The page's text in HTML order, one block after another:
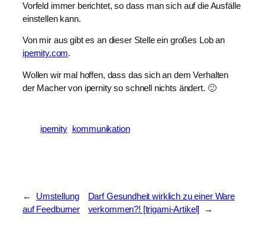
Vorfeld immer berichtet, so dass man sich auf die Ausfälle
einstellen kann.
Von mir aus gibt es an dieser Stelle ein großes Lob an
ipernity.com.
Wollen wir mal hoffen, dass das sich an dem Verhalten
der Macher von ipernity so schnell nichts ändert. 🙂
ipernity kommunikation
←
Umstellung
auf Feedburner
Darf Gesundheit wirklich zu einer Ware
verkommen?! [trigami-Artikel]
→